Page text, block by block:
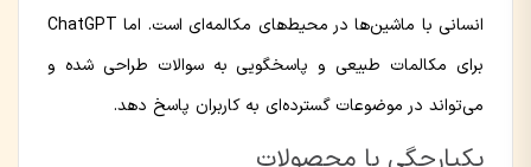
انسانی با ماشین‌ها در محیط‌های مکالمه‌ای است. اما ChatGPT
برای مکالمات طبیعی و پاسخگویی به سوالات طراحی شده و
می‌تواند در موضوعات گسترده‌ای به کاربران پاسخ دهد.